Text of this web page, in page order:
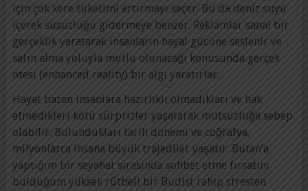
için çok kere tüketimi artırmayı seçer. Bu da deniz suyu
içerek susuzluğu gidermeye benzer. Reklamlar sanal bir
gerçeklik yaratarak insanların hayal gücüne seslenir ve
satın alma yoluyla mutlu olunacağı konusunda gerçek
ötesi (enhanced reality) bir algı yaratırlar.
Hayat bazen insanlara hazırlıklı olmadıkları ve hak
etmedikleri kötü sürprizler yaşatarak mutsuzluğa sebep
olabilir. Bulundukları tarih dönemi ve coğrafya,
milyonlarca insana büyük trajediler yaşatır. Butan’a
yaptığım bir seyahat sırasında sohbet etme fırsatını
bulduğum yüksek rütbeli bir Budist rahip stresten